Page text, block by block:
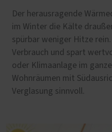
Der herausragende
im Winter die Kälte
spürbar weniger Hitze
Verbrauch und spart
oder Klimaanlage im
Wohnräumen mit
Verglasung sinnvoll.